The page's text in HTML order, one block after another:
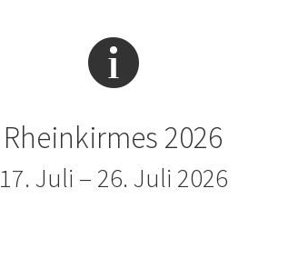
Rheinkirmes 2026
17. Juli – 26. Juli 2026